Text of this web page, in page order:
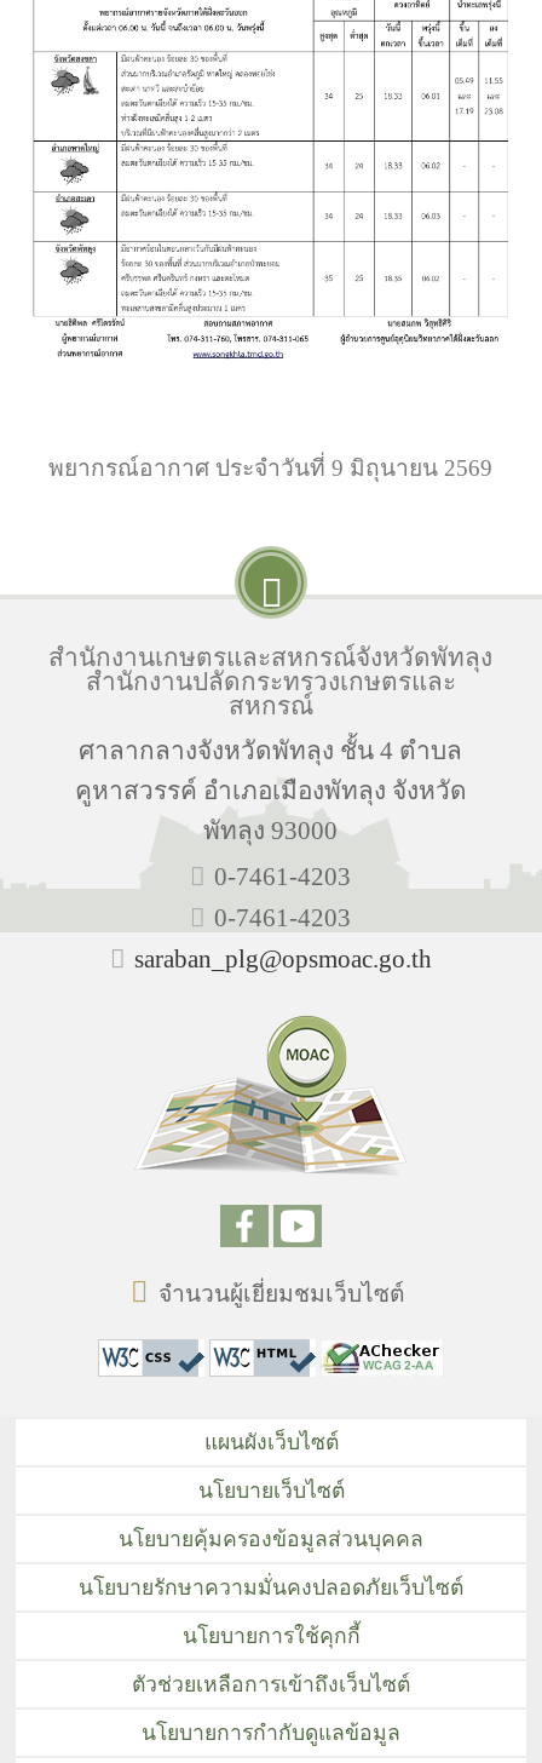
พยากรณ์อากาศ ประจำวันที่ 9 มิถุนายน 2569
สำนักงานเกษตรและสหกรณ์จังหวัดพัทลุง
สำนักงานปลัดกระทรวงเกษตรและ
สหกรณ์
ศาลากลางจังหวัดพัทลุง ชั้น 4 ตำบล
คูหาสวรรค์ อำเภอเมืองพัทลุง จังหวัด
พัทลุง 93000
0-7461-4203
0-7461-4203
saraban_plg@opsmoac.go.th
จำนวนผู้เยี่ยมชมเว็บไซต์
แผนผังเว็บไซต์
นโยบายเว็บไซต์
นโยบายคุ้มครองข้อมูลส่วนบุคคล
นโยบายรักษาความมั่นคงปลอดภัยเว็บไซต์
นโยบายการใช้คุกกี้
ตัวช่วยเหลือการเข้าถึงเว็บไซต์
นโยบายการกำกับดูแลข้อมูล